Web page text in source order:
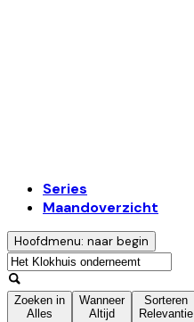
Series
Maandoverzicht
Hoofdmenu: naar begin
Zoeken in
Alles
Wanneer
Altijd
Sorteren
Relevantie